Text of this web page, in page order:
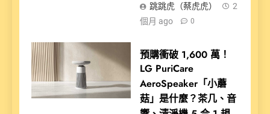
跳跳虎（蔡虎虎）
2
個月 ago
0
預購衝破 1,600 萬！
LG PuriCare
AeroSpeaker「小蘑
菇」是什麼？茶几、音